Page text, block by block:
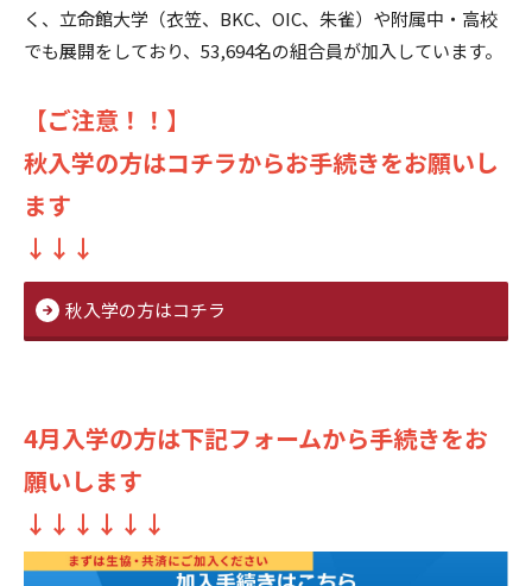
く、立命館大学（衣笠、BKC、OIC、朱雀）や附属中・高校
でも展開をしており、53,694名の組合員が加入しています。
【ご注意！！】
秋入学の方はコチラからお手続きをお願いし
ます
↓↓↓
秋入学の方はコチラ
4月入学の方は下記フォームから手続きをお
願いします
↓↓↓↓↓↓